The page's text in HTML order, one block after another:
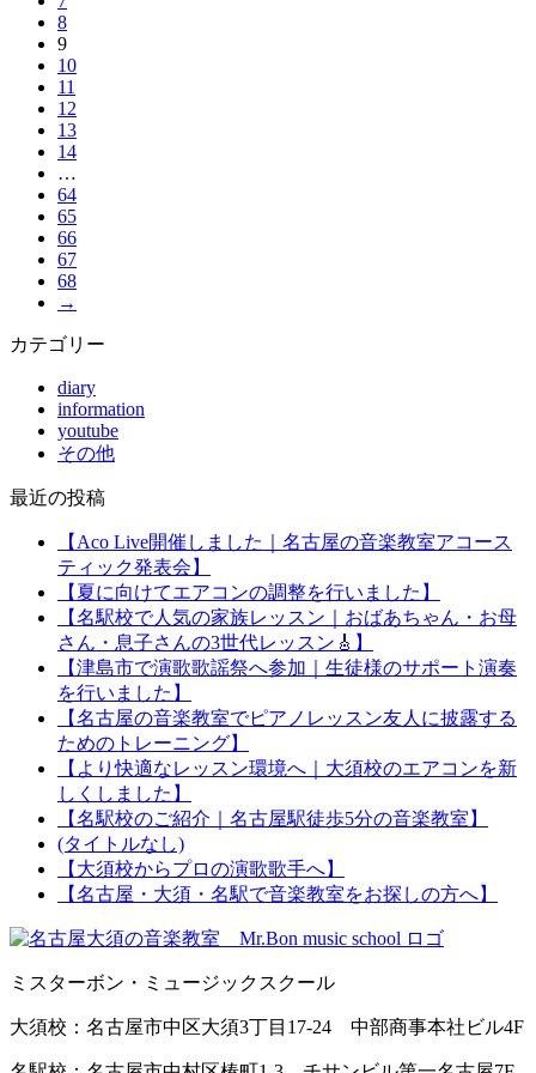
8
9
10
11
12
13
14
…
64
65
66
67
68
→
カテゴリー
diary
information
youtube
その他
最近の投稿
【Aco Live開催しました｜名古屋の音楽教室アコース
ティック発表会】
【夏に向けてエアコンの調整を行いました】
【名駅校で人気の家族レッスン｜おばあちゃん・お母
さん・息子さんの3世代レッスン🎸】
【津島市で演歌歌謡祭へ参加｜生徒様のサポート演奏
を行いました】
【名古屋の音楽教室でピアノレッスン友人に披露する
ためのトレーニング】
【より快適なレッスン環境へ｜大須校のエアコンを新
しくしました】
【名駅校のご紹介｜名古屋駅徒歩5分の音楽教室】
(タイトルなし)
【大須校からプロの演歌歌手へ】
【名古屋・大須・名駅で音楽教室をお探しの方へ】
ミスターボン・ミュージックスクール
大須校：名古屋市中区大須3丁目17-24 中部商事本社ビル4F